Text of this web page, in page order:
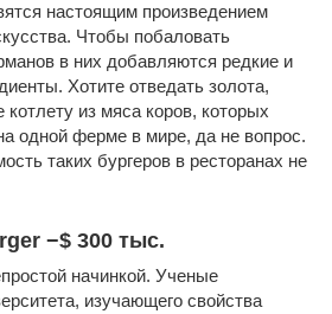
настоящим произведением
Чтобы побаловать
в них добавляются редкие и
Хотите отведать золота,
из мяса коров, которых
одной ферме в мире, да не вопрос.
таких бургеров в ресторанах не
−$ 300 тыс.
начинкой. Ученые
изучающего свойства